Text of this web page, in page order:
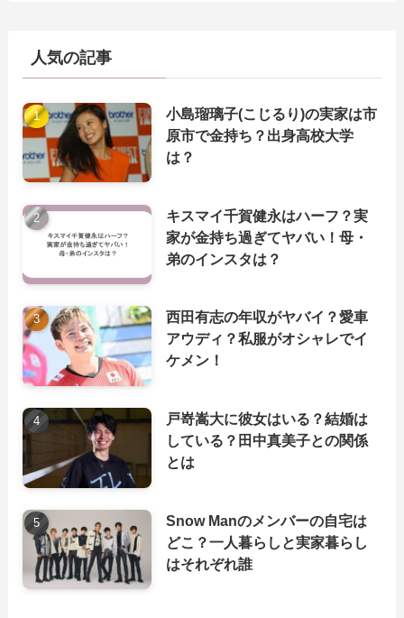
人気の記事
小島瑠璃子(こじるり)の実家は市
原市で金持ち？出身高校大学
は？
キスマイ千賀健永はハーフ？実
家が金持ち過ぎてヤバい！母・
弟のインスタは？
西田有志の年収がヤバイ？愛車
アウディ？私服がオシャレでイ
ケメン！
戸嵜嵩大に彼女はいる？結婚は
している？田中真美子との関係
とは
Snow Manのメンバーの自宅は
どこ？一人暮らしと実家暮らし
はそれぞれ誰